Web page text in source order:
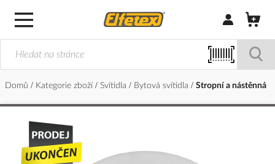
Přihlásit/
Domů Kategorie zboží Svítidla Bytová svítidla Stropní a nástěnná
konec